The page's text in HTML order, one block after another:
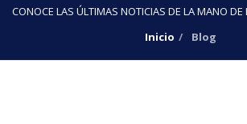
CONOCE LAS ÚLTIMAS NOTICIAS DE LA MANO DE
Inicio
Blog